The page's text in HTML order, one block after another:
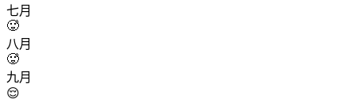
七月
🥵
八月
🥵
九月
😌